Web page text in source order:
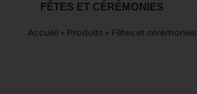
FÊTES ET CÉRÉMONIES
Accueil » Produits » Fêtes et cérémonies